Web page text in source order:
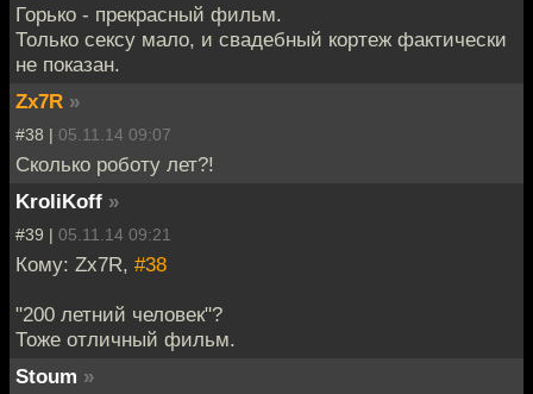
Горько - прекрасный фильм.
Только сексу мало, и свадебный кортеж фактически
не показан.
Zx7R »
#38 | 05.11.14 09:07
Сколько роботу лет?!
KroliKoff »
#39 | 05.11.14 09:21
Кому: Zx7R, #38
"200 летний человек"?
Тоже отличный фильм.
Stoum »